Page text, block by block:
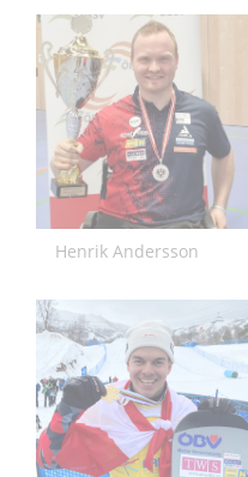
Henrik Andersson